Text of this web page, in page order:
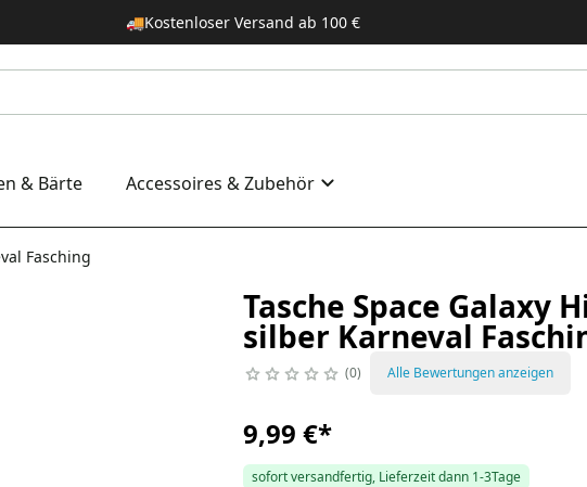
🚚Kostenloser Versand ab 100 €
& Bärte Accessoires & Zubehör
Fasching
Tasche Space Galaxy
silber Karneval
0 Alle Bewertungen anzeigen
9,99 €*
sofort versandfertig, Lieferzeit dann 1-3Tage